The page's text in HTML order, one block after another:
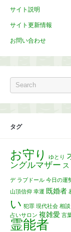
サイト説明
サイト更新情報
お問い合わせ
タグ
お守り ゆとり
ングルマザー
デ ラブドール 今日の運
山頂信仰 幸運 既婚者
い 犯罪 現代社会 相
占いサロン 複雑愛 言
霊能者